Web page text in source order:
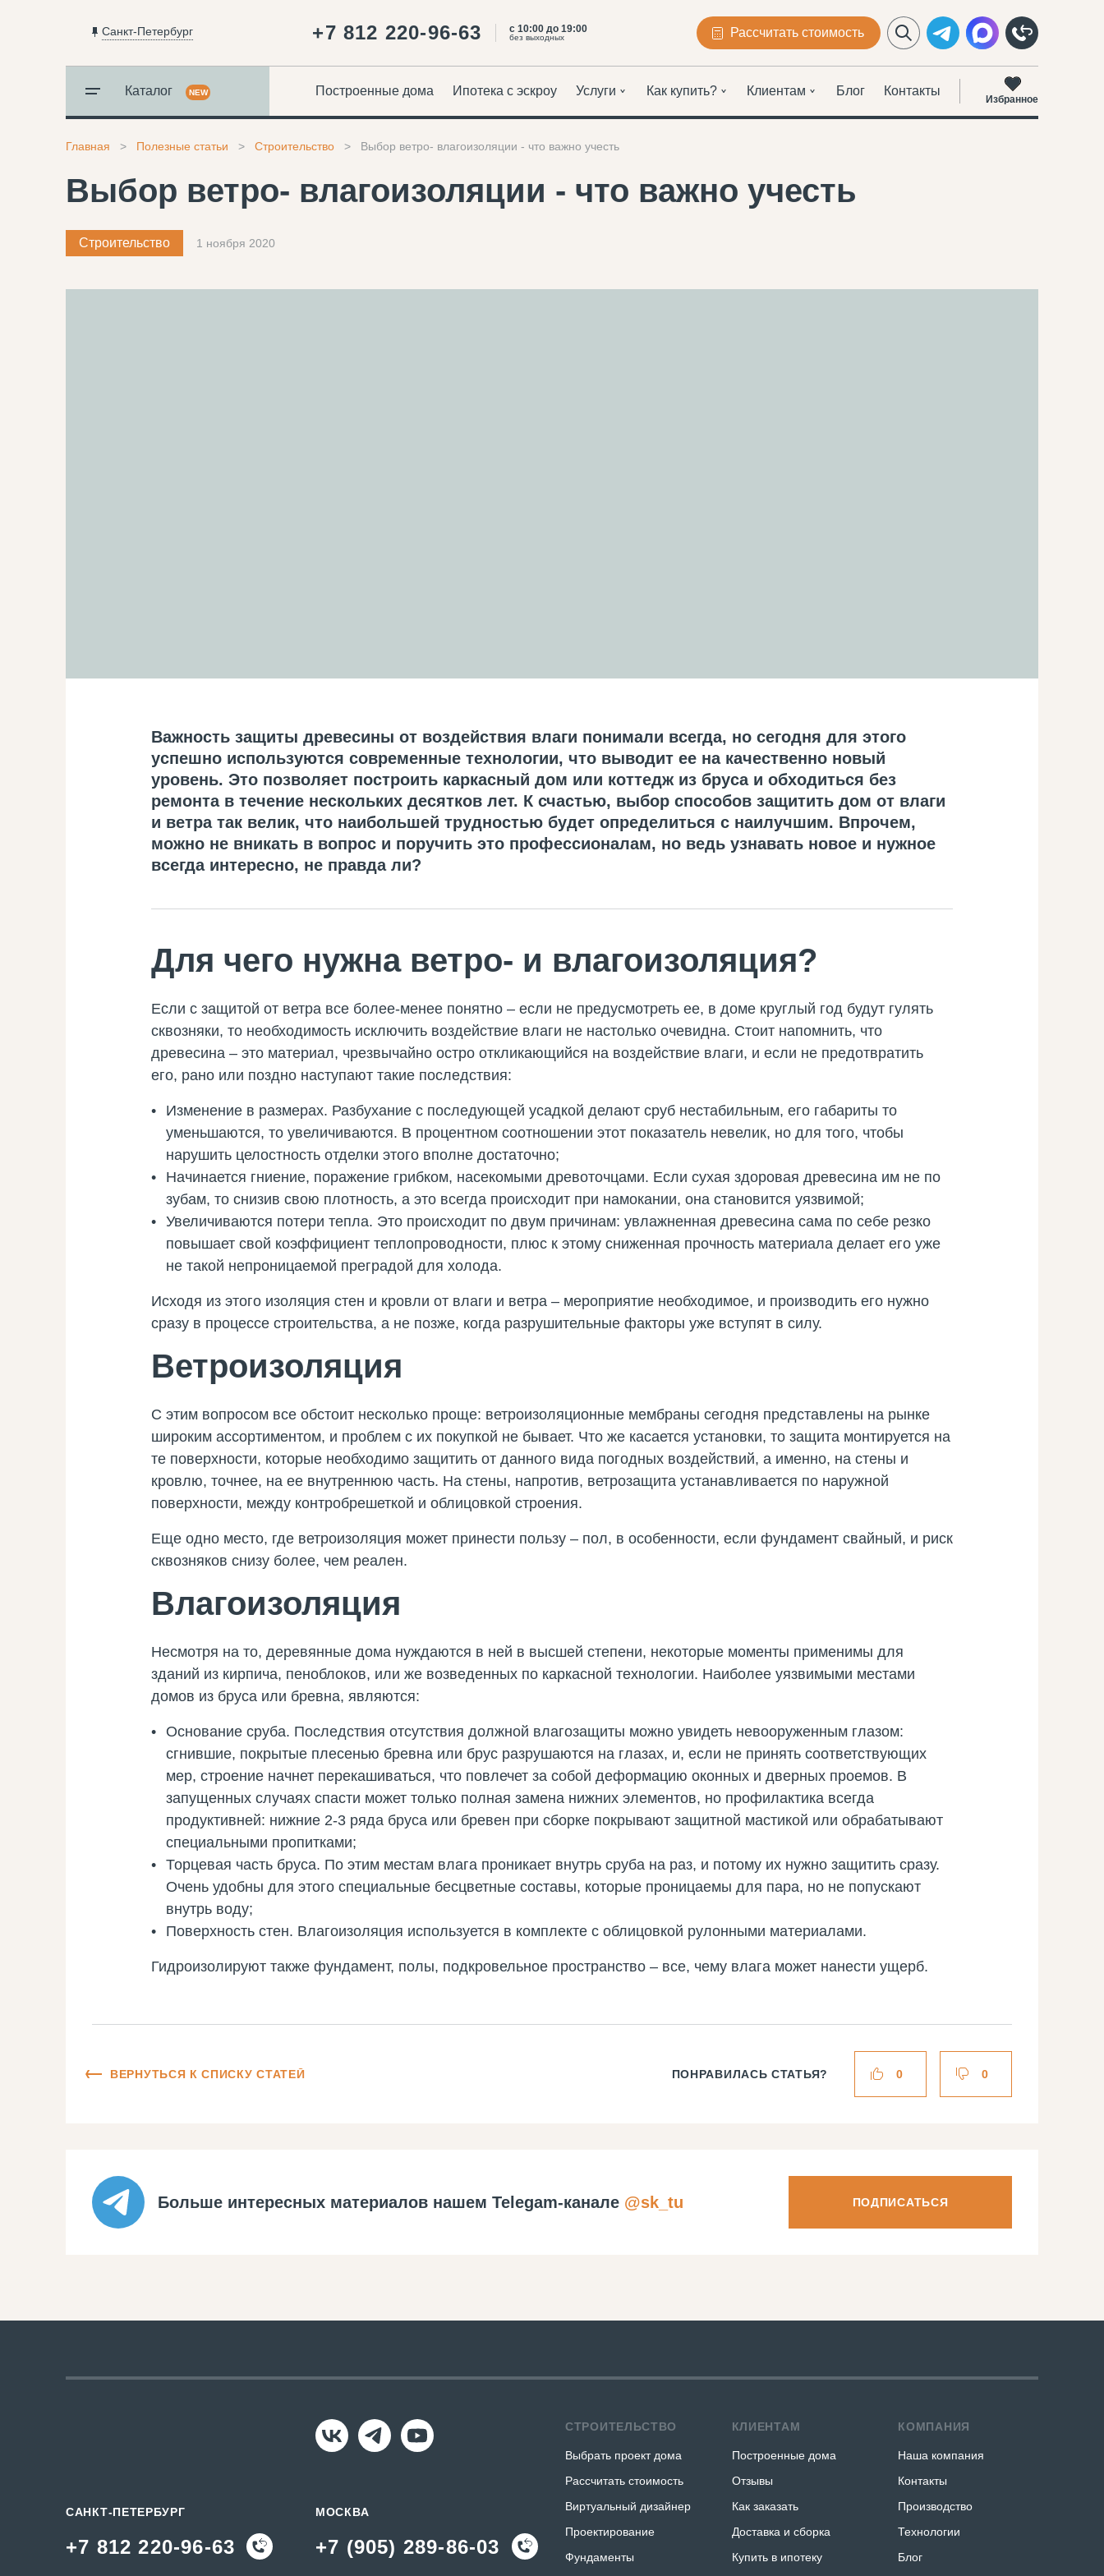
Санкт-Петербург +7 812 220-96-63 с 10:00 до 19:00
без выходных Рассчитать стоимость
Каталог NEW Построенные дома Ипотека с эскроу Услуги Как купить? Клиентам Блог Контакты
Избранное
Главная Полезные статьи Строительство Выбор ветро- влагоизоляции - что важно учесть
Выбор ветро- влагоизоляции - что важно учесть
Строительство 1 ноября 2020
Важность защиты древесины от воздействия влаги понимали всегда, но сегодня для этого
успешно используются современные технологии, что выводит ее на качественно новый
уровень. Это позволяет построить каркасный дом или коттедж из бруса и обходиться без
ремонта в течение нескольких десятков лет. К счастью, выбор способов защитить дом от влаги
и ветра так велик, что наибольшей трудностью будет определиться с наилучшим. Впрочем,
можно не вникать в вопрос и поручить это профессионалам, но ведь узнавать новое и нужное
всегда интересно, не правда ли?
Для чего нужна ветро- и влагоизоляция?
Если с защитой от ветра все более-менее понятно – если не предусмотреть ее, в доме круглый год будут гулять
сквозняки, то необходимость исключить воздействие влаги не настолько очевидна. Стоит напомнить, что
древесина – это материал, чрезвычайно остро откликающийся на воздействие влаги, и если не предотвратить
его, рано или поздно наступают такие последствия:
Изменение в размерах. Разбухание с последующей усадкой делают сруб нестабильным, его габариты то
уменьшаются, то увеличиваются. В процентном соотношении этот показатель невелик, но для того, чтобы
нарушить целостность отделки этого вполне достаточно;
Начинается гниение, поражение грибком, насекомыми древоточцами. Если сухая здоровая древесина им не по
зубам, то снизив свою плотность, а это всегда происходит при намокании, она становится уязвимой;
Увеличиваются потери тепла. Это происходит по двум причинам: увлажненная древесина сама по себе резко
повышает свой коэффициент теплопроводности, плюс к этому сниженная прочность материала делает его уже
не такой непроницаемой преградой для холода.
Исходя из этого изоляция стен и кровли от влаги и ветра – мероприятие необходимое, и производить его нужно
сразу в процессе строительства, а не позже, когда разрушительные факторы уже вступят в силу.
Ветроизоляция
С этим вопросом все обстоит несколько проще: ветроизоляционные мембраны сегодня представлены на рынке
широким ассортиментом, и проблем с их покупкой не бывает. Что же касается установки, то защита монтируется на
те поверхности, которые необходимо защитить от данного вида погодных воздействий, а именно, на стены и
кровлю, точнее, на ее внутреннюю часть. На стены, напротив, ветрозащита устанавливается по наружной
поверхности, между контробрешеткой и облицовкой строения.
Еще одно место, где ветроизоляция может принести пользу – пол, в особенности, если фундамент свайный, и риск
сквозняков снизу более, чем реален.
Влагоизоляция
Несмотря на то, деревянные дома нуждаются в ней в высшей степени, некоторые моменты применимы для
зданий из кирпича, пеноблоков, или же возведенных по каркасной технологии. Наиболее уязвимыми местами
домов из бруса или бревна, являются:
Основание сруба. Последствия отсутствия должной влагозащиты можно увидеть невооруженным глазом:
сгнившие, покрытые плесенью бревна или брус разрушаются на глазах, и, если не принять соответствующих
мер, строение начнет перекашиваться, что повлечет за собой деформацию оконных и дверных проемов. В
запущенных случаях спасти может только полная замена нижних элементов, но профилактика всегда
продуктивней: нижние 2-3 ряда бруса или бревен при сборке покрывают защитной мастикой или обрабатывают
специальными пропитками;
Торцевая часть бруса. По этим местам влага проникает внутрь сруба на раз, и потому их нужно защитить сразу.
Очень удобны для этого специальные бесцветные составы, которые проницаемы для пара, но не попускают
внутрь воду;
Поверхность стен. Влагоизоляция используется в комплекте с облицовкой рулонными материалами.
Гидроизолируют также фундамент, полы, подкровельное пространство – все, чему влага может нанести ущерб.
ВЕРНУТЬСЯ К СПИСКУ СТАТЕЙ ПОНРАВИЛАСЬ СТАТЬЯ? 0 0
Больше интересных материалов нашем Telegam-канале @sk_tu ПОДПИСАТЬСЯ
САНКТ-ПЕТЕРБУРГ
+7 812 220-96-63
МОСКВА
+7 (905) 289-86-03
СТРОИТЕЛЬСТВО
Выбрать проект дома
Рассчитать стоимость
Виртуальный дизайнер
Проектирование
Фундаменты
КЛИЕНТАМ
Построенные дома
Отзывы
Как заказать
Доставка и сборка
Купить в ипотеку
КОМПАНИЯ
Наша компания
Контакты
Производство
Технологии
Блог